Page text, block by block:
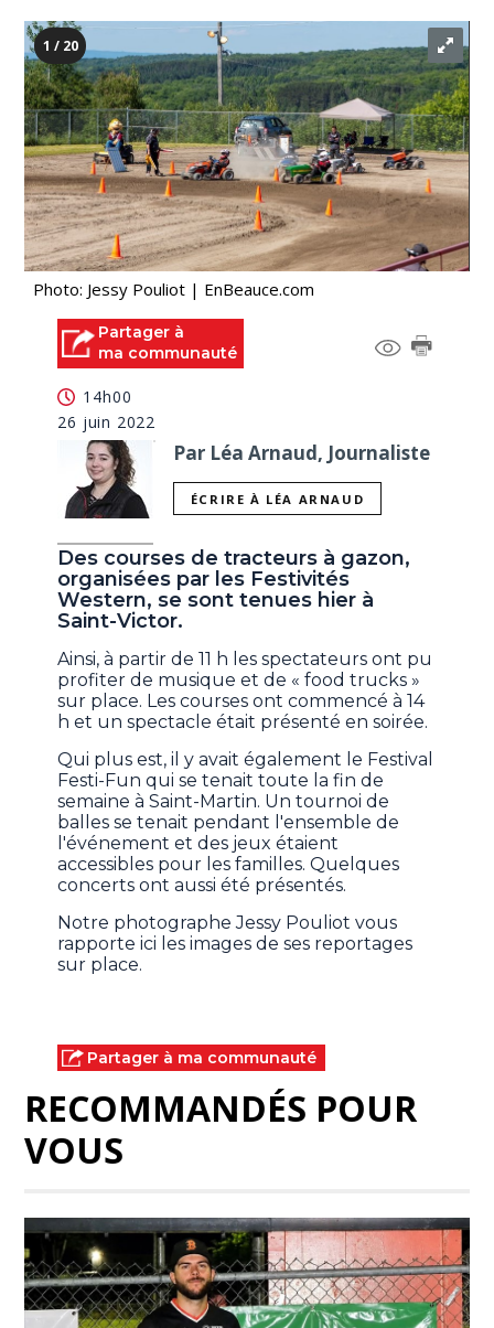
1 / 20
Photo: Jessy Pouliot | EnBeauce.com
Partager à
ma communauté
14h00
26 juin 2022
Par Léa Arnaud, Journaliste
ÉCRIRE À LÉA ARNAUD
Des courses de tracteurs à gazon,
organisées par les Festivités
Western, se sont tenues hier à
Saint-Victor.
Ainsi, à partir de 11 h les spectateurs ont pu
profiter de musique et de « food trucks »
sur place. Les courses ont commencé à 14
h et un spectacle était présenté en soirée.
Qui plus est, il y avait également le Festival
Festi-Fun qui se tenait toute la fin de
semaine à Saint-Martin. Un tournoi de
balles se tenait pendant l'ensemble de
l'événement et des jeux étaient
accessibles pour les familles. Quelques
concerts ont aussi été présentés.
Notre photographe Jessy Pouliot vous
rapporte ici les images de ses reportages
sur place.
Partager à ma communauté
RECOMMANDÉS POUR
VOUS